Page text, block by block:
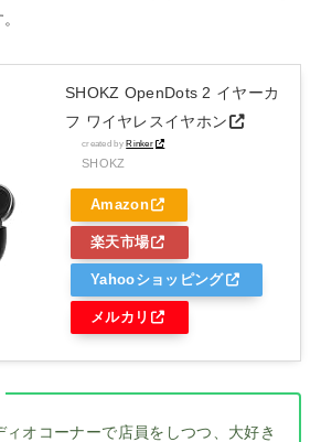
SHOKZ OpenDots 2 イヤーカ
フ ワイヤレスイヤホン
created byRinker
SHOKZ
Amazon
楽天市場
Yahooショッピング
メルカリ
オコーナーで店員をしつつ、大好き